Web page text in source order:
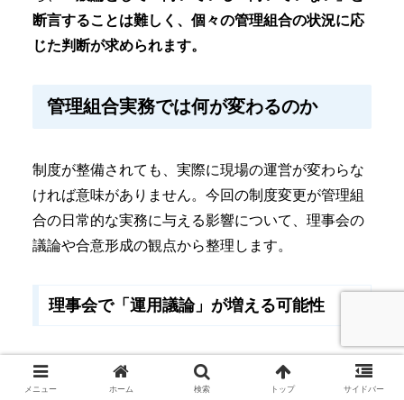
断言することは難しく、個々の管理組合の状況に応
じた判断が求められます。
管理組合実務では何が変わるのか
制度が整備されても、実際に現場の運営が変わらな
ければ意味がありません。今回の制度変更が管理組
合の日常的な実務に与える影響について、理事会の
議論や合意形成の観点から整理します。
理事会で「運用議論」が増える可能性
これまでの管理組合の理事会では、資金の「運用」
について積極的に議論されることは多くありません
メニュー ホーム 検索 トップ サイドバー